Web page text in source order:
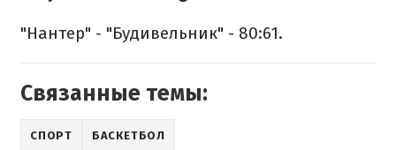
"Нантер" - "Будивельник" - 80:61.
Связанные темы:
СПОРТ БАСКЕТБОЛ